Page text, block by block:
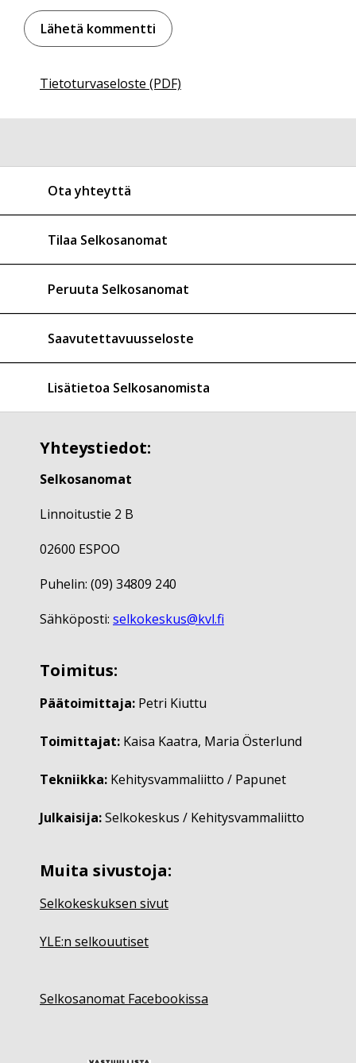
Tietoturvaseloste (PDF)
Ota yhteyttä
Tilaa Selkosanomat
Peruuta Selkosanomat
Saavutettavuusseloste
Lisätietoa Selkosanomista
Yhteystiedot:
Selkosanomat
Linnoitustie 2 B
02600 ESPOO
Puhelin: (09) 34809 240
Sähköposti: selkokeskus@kvl.fi
Toimitus:
Päätoimittaja: Petri Kiuttu
Toimittajat: Kaisa Kaatra, Maria Österlund
Tekniikka: Kehitysvammaliitto / Papunet
Julkaisija:Selkokeskus / Kehitysvammaliitto
Muita sivustoja:
Selkokeskuksen sivut
YLE:n selkouutiset
Selkosanomat Facebookissa